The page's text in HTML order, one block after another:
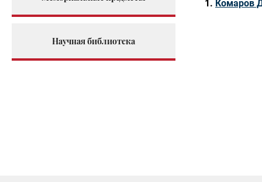
Научная библиотека
Комаров